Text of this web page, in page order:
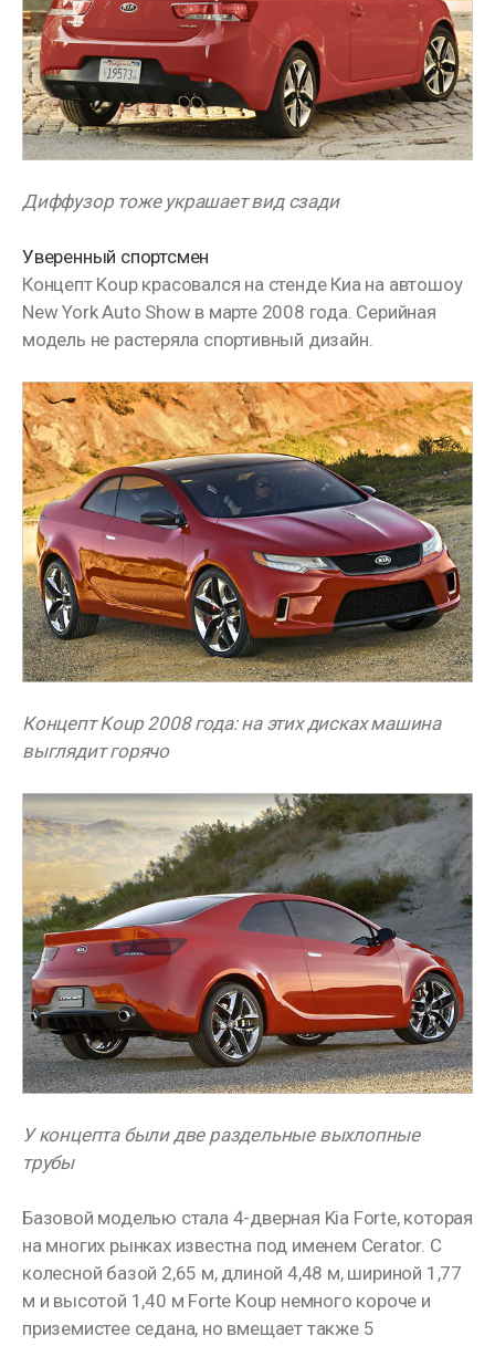
Диффузор тоже украшает вид сзади
Уверенный спортсмен
Концепт Koup красовался на стенде Киа на автошоу
New York Auto Show в марте 2008 года. Серийная
модель не растеряла спортивный дизайн.
Концепт Koup 2008 года: на этих дисках машина
выглядит горячо
У концепта были две раздельные выхлопные
трубы
Базовой моделью стала 4-дверная Kia Forte, которая
на многих рынках известна под именем Cerator. С
колесной базой 2,65 м, длиной 4,48 м, шириной 1,77
м и высотой 1,40 м Forte Koup немного короче и
приземистее седана, но вмещает также 5